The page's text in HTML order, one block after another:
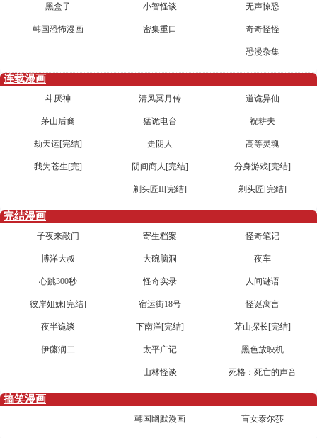
无声惊恐
小智怪谈
黑盒子
奇奇怪怪
密集重口
韩国恐怖漫画
恐漫杂集
连载漫画
道诡异仙
清风冥月传
斗厌神
祝耕夫
猛诡电台
茅山后裔
高等灵魂
走阴人
劫天运[完结]
分身游戏[完结]
阴间商人[完结]
我为苍生[完]
剃头匠[完结]
剃头匠II[完结]
完结漫画
怪奇笔记
寄生档案
子夜来敲门
夜车
大碗脑洞
博洋大叔
人间谜语
怪奇实录
心跳300秒
怪诞寓言
宿运街18号
彼岸姐妹[完结]
茅山探长[完结]
下南洋[完结]
夜半诡谈
黑色放映机
太平广记
伊藤润二
死格：死亡的声音
山林怪谈
搞笑漫画
盲女泰尔莎
韩国幽默漫画